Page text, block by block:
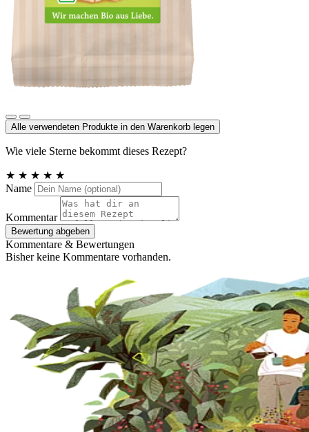
Alle verwendeten Produkte in den Warenkorb legen
Wie viele Sterne bekommt dieses Rezept?
★ ★ ★ ★ ★
Name
Kommentar
Bewertung abgeben
Kommentare & Bewertungen
Bisher keine Kommentare vorhanden.